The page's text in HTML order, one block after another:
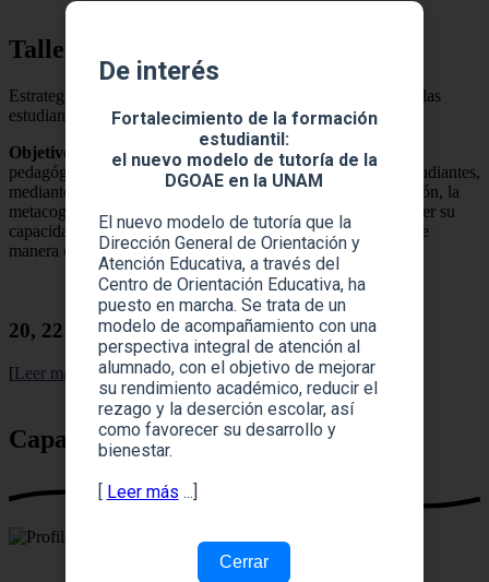
De interés
Fortalecimiento de la formación
estudiantil:
el nuevo modelo de tutoría de la
DGOAE en la UNAM
El nuevo modelo de tutoría que la
Dirección General de Orientación y
Atención Educativa, a través del
Centro de Orientación Educativa, ha
puesto en marcha. Se trata de un
modelo de acompañamiento con una
perspectiva integral de atención al
alumnado, con el objetivo de mejorar
su rendimiento académico, reducir el
rezago y la deserción escolar, así
como favorecer su desarrollo y
bienestar.
[ Leer más ...]
Cerrar
Taller en línea
Estrategias para promover el aprendizaje autónomo en los y las
estudiantes
Objetivo
: Desarrollar en las y los participantes estrategias
pedagógicas que favorezcan el aprendizaje autónomo en estudiantes,
mediante la promoción de habilidades como la autorregulación, la
metacognición y la toma de decisiones, con el fin de fortalecer su
capacidad para gestionar su propio proceso de aprendizaje de
manera crítica y responsable..
20, 22 y 24 de abril | 11:00 a 15:00 horas
[Leer más
Capacitación